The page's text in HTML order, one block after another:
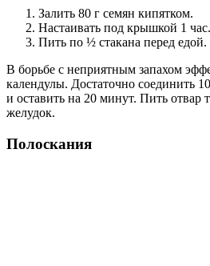
Залить 80 г семян кипятком.
Настаивать под крышкой 1 час.
Пить по ½ стакана перед едой.
В борьбе с неприятным запахом
календулы. Достаточно соединить
и оставить на 20 минут. Пить
желудок.
Полоскания